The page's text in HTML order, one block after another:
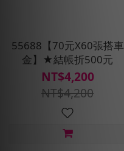
55688【70元X60張搭車
金】★結帳折500元
NT$4,200
NT$4,200